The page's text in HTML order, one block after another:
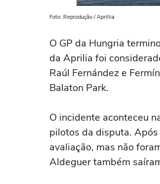
Foto: Reprodução / Aprillia
O GP da Hungria
da Aprilia foi
Raúl Fernández e
Balaton Park.
O incidente aconteceu
pilotos da disputa.
avaliação, mas não
Aldeguer também